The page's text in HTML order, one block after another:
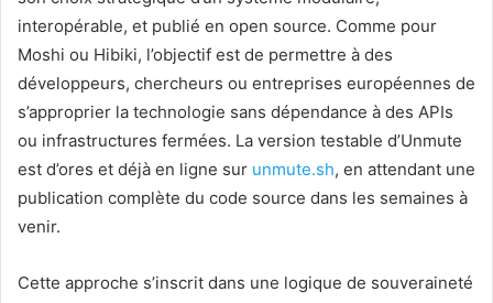
interopérable, et publié en open source. Comme pour
Moshi ou Hibiki, l’objectif est de permettre à des
développeurs, chercheurs ou entreprises européennes de
s’approprier la technologie sans dépendance à des APIs
ou infrastructures fermées. La version testable d’Unmute
est d’ores et déjà en ligne sur unmute.sh, en attendant une
publication complète du code source dans les semaines à
venir.
Cette approche s’inscrit dans une logique de souveraineté